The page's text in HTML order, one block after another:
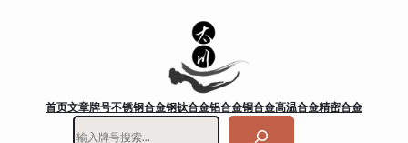
首页文章牌号不锈钢合金钢钛合金铝合金铜合金高温合金精密合金